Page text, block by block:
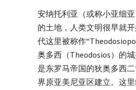
安纳托利亚（或称小亚细
的土地，人类文明很早就
代这里被称作
奥多西（Theodosios）的城
是东罗马帝国的狄奥多西
界原亚美尼亚区建立。这